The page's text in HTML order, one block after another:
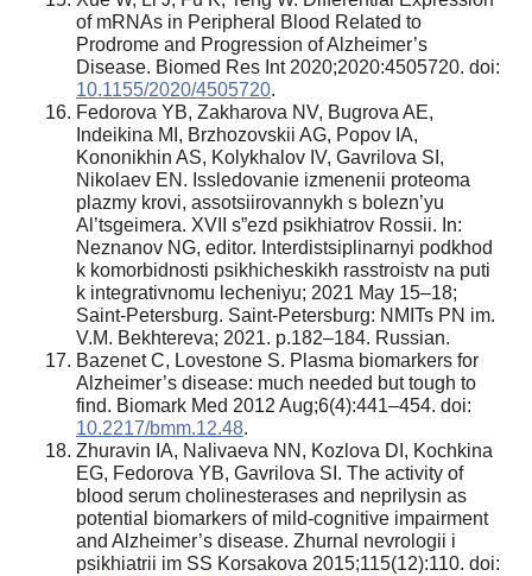
of mRNAs in Peripheral Blood Related to
Prodrome and Progression of Alzheimer’s
Disease. Biomed Res Int 2020;2020:4505720. doi:
10.1155/2020/4505720.
Fedorova YB, Zakharova NV, Bugrova AE,
Indeikina MI, Brzhozovskii AG, Popov IA,
Kononikhin AS, Kolykhalov IV, Gavrilova SI,
Nikolaev EN. Issledovanie izmenenii proteoma
plazmy krovi, assotsiirovannykh s bolezn’yu
Al’tsgeimera. XVII s”ezd psikhiatrov Rossii. In:
Neznanov NG, editor. Interdistsiplinarnyi podkhod
k komorbidnosti psikhicheskikh rasstroistv na puti
k integrativnomu lecheniyu; 2021 May 15–18;
Saint-Petersburg. Saint-Petersburg: NMITs PN im.
V.M. Bekhtereva; 2021. p.182–184. Russian.
Bazenet C, Lovestone S. Plasma biomarkers for
Alzheimer’s disease: much needed but tough to
find. Biomark Med 2012 Aug;6(4):441–454. doi:
10.2217/bmm.12.48.
Zhuravin IА, Nalivaeva NN, Kozlova DI, Kochkina
EG, Fedorova YB, Gavrilova SI. The activity of
blood serum cholinesterases and neprilysin as
potential biomarkers of mild-cognitive impairment
and Alzheimer’s disease. Zhurnal nevrologii i
psikhiatrii im SS Korsakova 2015;115(12):110. doi: